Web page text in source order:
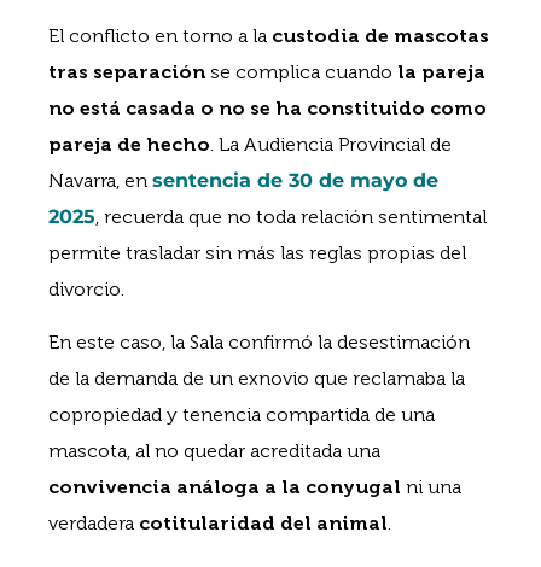
El conflicto en torno a la custodia de mascotas
tras separación se complica cuando la pareja
no está casada o no se ha constituido como
pareja de hecho. La Audiencia Provincial de
Navarra, en sentencia de 30 de mayo de
2025, recuerda que no toda relación sentimental
permite trasladar sin más las reglas propias del
divorcio.
En este caso, la Sala confirmó la desestimación
de la demanda de un exnovio que reclamaba la
copropiedad y tenencia compartida de una
mascota, al no quedar acreditada una
convivencia análoga a la conyugal ni una
verdadera cotitularidad del animal.